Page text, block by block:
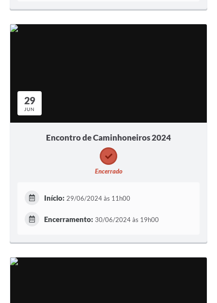
29
JUN
Encontro de Caminhoneiros 2024
Encerrado
Início: 29/06/2024 às 11h00
Encerramento: 30/06/2024 às 19h00